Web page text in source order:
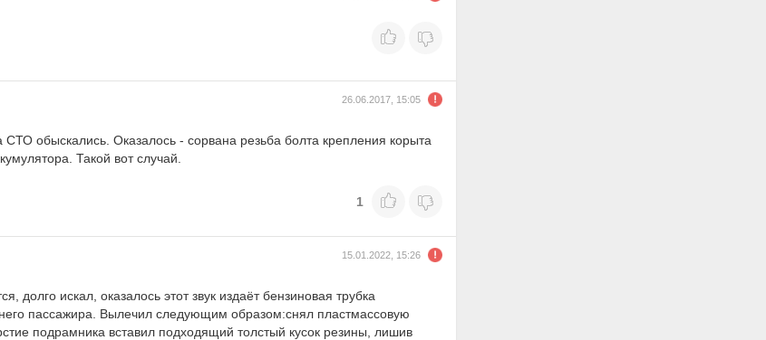
26.06.2017, 15:05
обыскались. Оказалось - сорвана резьба болта крепления корыта
Такой вот случай.
1
15.01.2022, 15:26
долго искал, оказалось этот звук издаёт бензиновая трубка
пассажира. Вылечил следующим образом:снял пластмассовую
подрамника вставил подходящий толстый кусок резины, лишив